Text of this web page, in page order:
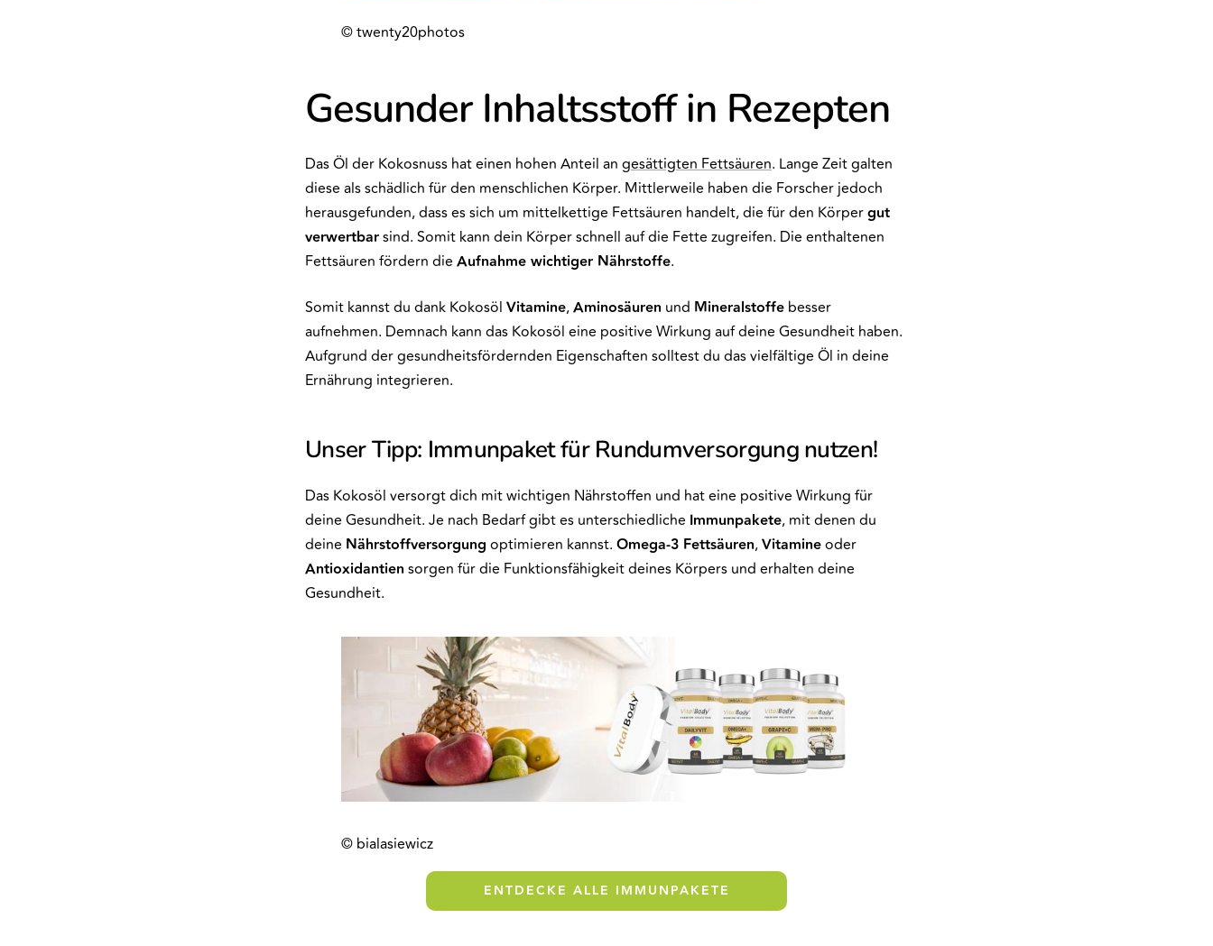
© twenty20photos
Gesunder Inhaltsstoff in Rezepten
Das Öl der Kokosnuss hat einen hohen Anteil an gesättigten Fettsäuren. Lange Zeit galten
diese als schädlich für den menschlichen Körper. Mittlerweile haben die Forscher jedoch
herausgefunden, dass es sich um mittelkettige Fettsäuren handelt, die für den Körpergut
verwertbarsind. Somit kann dein Körper schnell auf die Fette zugreifen. Die enthaltenen
Fettsäuren fördern die Aufnahme wichtiger Nährstoffe.
Somit kannst du dank Kokosöl Vitamine,Aminosäuren und Mineralstoffe besser
aufnehmen. Demnach kann das Kokosöl eine positive Wirkung auf deine Gesundheit haben.
Aufgrund der gesundheitsfördernden Eigenschaften solltest du das vielfältige Öl in deine
Ernährung integrieren.
Unser Tipp: Immunpaket für Rundumversorgung nutzen!
Das Kokosöl versorgt dich mit wichtigen Nährstoffen und hat eine positive Wirkung für
deine Gesundheit. Je nach Bedarf gibt es unterschiedliche Immunpakete, mit denen du
deine Nährstoffversorgung optimieren kannst. Omega-3 Fettsäuren,Vitamineoder
Antioxidantien sorgen für die Funktionsfähigkeit deines Körpers und erhalten deine
Gesundheit.
© bialasiewicz
ENTDECKE ALLE IMMUNPAKETE